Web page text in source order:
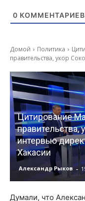
0 КОММЕНТАРИЕВ